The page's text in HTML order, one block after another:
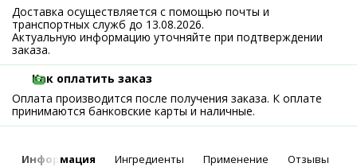
Доставка осуществляется с помощью почты и
транспортных служб до 13.08.2026.
Актуальную информацию уточняйте при подтверждении
заказа.
Как оплатить заказ
Оплата производится после получения заказа. К оплате
принимаются банковские карты и наличные.
Информация Ингредиенты Применение Отзывы